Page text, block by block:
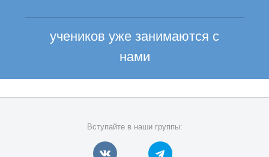
учеников уже занимаются с
нами
Вступайте в наши группы: